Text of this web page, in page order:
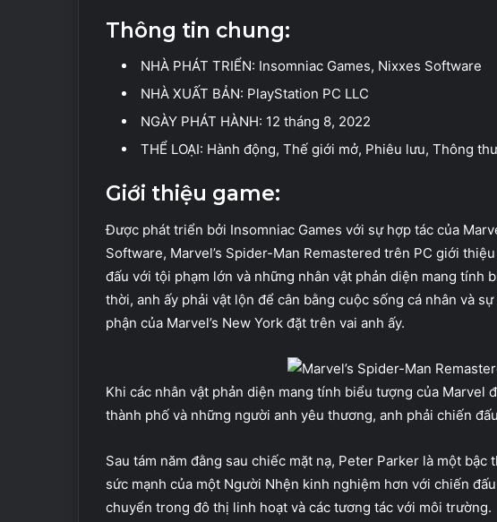
Thông tin chung:
NHÀ PHÁT TRIỂN: Insomniac Games, Nixxes Software
NHÀ XUẤT BẢN: PlayStation PC LLC
NGÀY PHÁT HÀNH: 12 tháng 8, 2022
THỂ LOẠI: Hành động, Thế giới mở, Phiêu lưu, Thông
Giới thiệu game:
Được phát triển bởi Insomniac Games với sự hợp tác của
Software, Marvel’s Spider-Man Remastered trên PC giới
đấu với tội phạm lớn và những nhân vật phản diện mang tính
thời, anh ấy phải vật lộn để cân bằng cuộc sống cá nhân và
phận của Marvel’s New York đặt trên vai anh ấy.
Khi các nhân vật phản diện mang tính biểu tượng của Marvel
thành phố và những người anh yêu thương, anh phải chiến
Sau tám năm đằng sau chiếc mặt nạ, Peter Parker là một bậc
sức mạnh của một Người Nhện kinh nghiệm hơn với chiến
chuyển trong đô thị linh hoạt và các tương tác với môi trường.